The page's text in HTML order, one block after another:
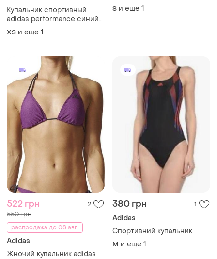
Купальник спортивный
adidas performance синий
цельный для плавания 164-
170 xs-s
ХS и еще 1
S и еще 1
522 грн 2
550 грн
распродажа до 08 авг.
Adidas
Жночий купальник adidas
380 грн 1
Adidas
Спортивний купальник
M и еще 1